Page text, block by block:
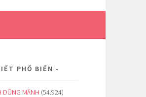
PHỔ BIẾN
DŨNG MÃNH (54.924)